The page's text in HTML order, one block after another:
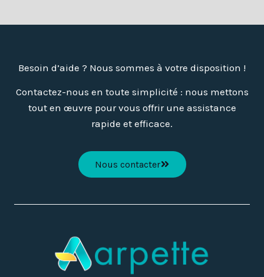
Besoin d’aide ? Nous sommes à votre disposition !
Contactez-nous en toute simplicité : nous mettons
tout en œuvre pour vous offrir une assistance
rapide et efficace.
Nous contacter